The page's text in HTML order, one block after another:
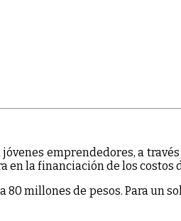
emprendedores, a
la financiación de los costos
millones de pesos. Para un